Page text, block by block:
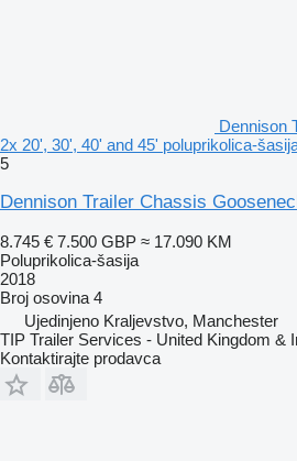
Dennison
2x 20', 30', 40' and 45' poluprikolica-
5
Dennison Trailer Chassis
8.745 € 7.500 GBP ≈ 17.090 KM
Poluprikolica-šasija
2018
Broj osovina 4
Ujedinjeno Kraljevstvo, Manchester
TIP Trailer Services - United Kingdom &
Kontaktirajte prodavca